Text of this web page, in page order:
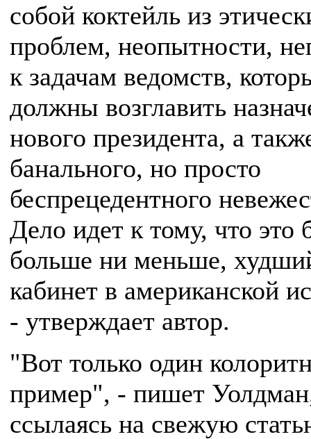
собой коктейль из
проблем, неопытности,
к задачам ведомств,
должны возглавить
нового президента, а
банального, но просто
беспрецедентного
Дело идет к тому, что это
больше ни меньше,
кабинет в американской
- утверждает автор.
"Вот только один
пример", - пишет
ссылаясь на свежую